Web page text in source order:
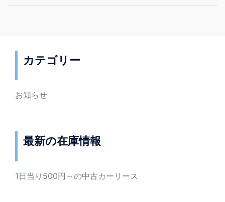
ー
ョ
ン
カテゴリー
お知らせ
最新の在庫情報
1日当り500円～の中古カーリース